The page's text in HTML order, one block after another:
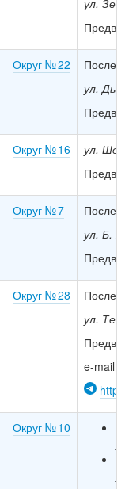
Округ № 22
ул.
Округ № 16
ул.
Округ № 7
ул. Б.
Округ № 28
ул.
e-mail:
Округ № 10